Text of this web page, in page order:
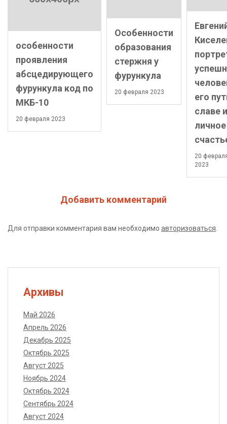
особенности
проявления
абсцедирующего
фурункула код по
МКБ-10
20 февраля 2023
Особенности
образования
стержня у
фурункула
20 февраля 2023
его
славе и
личное
20
2023
Добавить комментарий
Для отправки комментария вам необходимо авторизоваться
Архивы
Май 2026
Апрель 2026
Декабрь 2025
Октябрь 2025
Август 2025
Ноябрь 2024
Октябрь 2024
Сентябрь 2024
Август 2024